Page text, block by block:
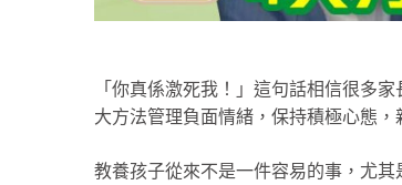
「你真係激死我！」這句話相信很多
大方法管理負面情緒，保持積極心態，
教養孩子從來不是一件容易的事，尤